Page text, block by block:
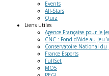
Events
All-Stars
Quiz
Liens utiles
Agence Française pour le
CNC : Fond d'Aide au Jeu
Conservatoire National du
France Esports
FullSet
MO5